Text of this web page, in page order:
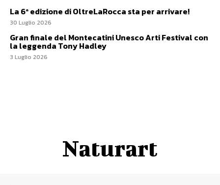
La 6ª edizione di OltreLaRocca sta per arrivare!
30 Luglio 2026
Gran finale del Montecatini Unesco Arti Festival con
la leggenda Tony Hadley
3 Luglio 2026
Naturart